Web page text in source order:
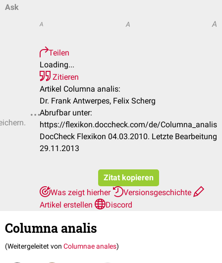
Ask
A A A
Teilen
Loading...
Zitieren
Artikel Columna analis:
Dr. Frank Antwerpes, Felix Scherg
Abrufbar unter:
https://flexikon.doccheck.com/de/Columna_analis
DocCheck Flexikon 04.03.2010. Letzte Bearbeitung
29.11.2013
Zitat kopieren
Was zeigt hierher
Versionsgeschichte
Artikel erstellen
Discord
Columna analis
(Weitergeleitet von Columnae anales)